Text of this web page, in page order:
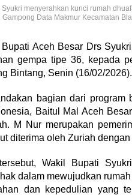
menyerahkan kunci rumah
Data Makmur Kecamatan
Bupati Aceh Besar Drs
gempa tipe 36, kepada
Bintang, Senin (16/02/2026).
bagian dari
Baitul Mal Aceh
M Nur merupakan
diterima oleh Zuriah
Wakil Bupati
dalam mewujudkan
dan kepedulian yang